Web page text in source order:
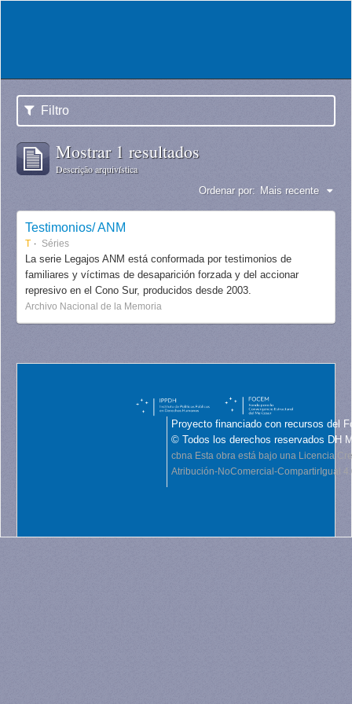
Filtro
Mostrar 1 resultados
Descrição arquivística
Ordenar por: Mais recente
Testimonios/ ANM
T Séries
La serie Legajos ANM está conformada por testimonios de
familiares y víctimas de desaparición forzada y del accionar
represivo en el Cono Sur, producidos desde 2003.
Archivo Nacional de la Memoria
Proyecto financiado con recursos del
© Todos los derechos reservados DH
cbna Esta obra está bajo una Licencia
Atribución-NoComercial-CompartirIgual